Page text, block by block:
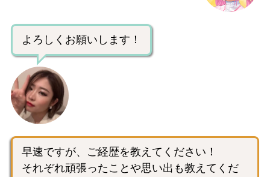
よろしくお願いします！
早速ですが、ご経歴を教えてください！
それぞれ頑張ったことや思い出も教えてくだ